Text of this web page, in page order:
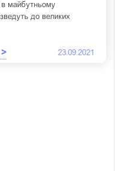
в майбутньому
до великих
23.09.2021